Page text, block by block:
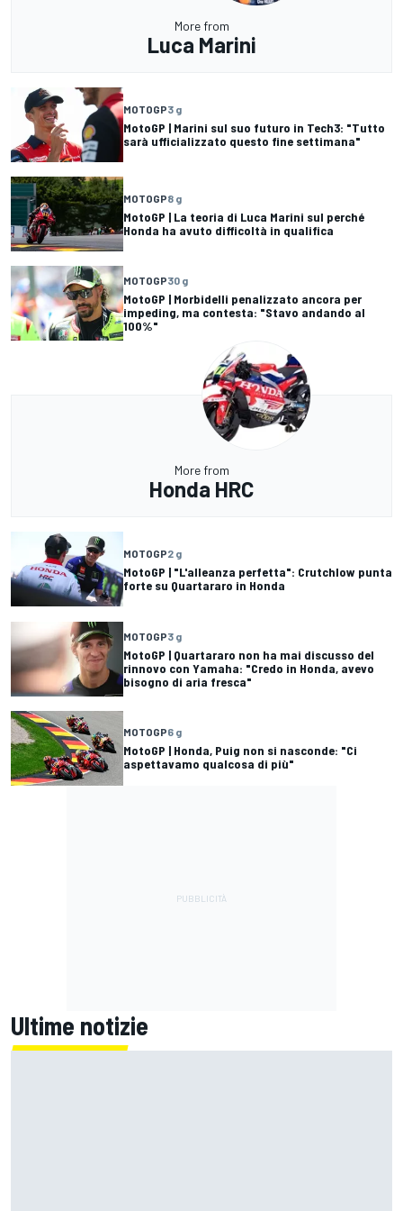
More from
Luca Marini
MOTOGP3 g
MotoGP | Marini sul suo futuro in Tech3: "Tutto
sarà ufficializzato questo fine settimana"
MOTOGP8 g
MotoGP | La teoria di Luca Marini sul perché
Honda ha avuto difficoltà in qualifica
MOTOGP30 g
MotoGP | Morbidelli penalizzato ancora per
impeding, ma contesta: "Stavo andando al
100%"
More from
Honda HRC
MOTOGP2 g
MotoGP | "L'alleanza perfetta": Crutchlow punta
forte su Quartararo in Honda
MOTOGP3 g
MotoGP | Quartararo non ha mai discusso del
rinnovo con Yamaha: "Credo in Honda, avevo
bisogno di aria fresca"
MOTOGP6 g
MotoGP | Honda, Puig non si nasconde: "Ci
aspettavamo qualcosa di più"
Ultime notizie